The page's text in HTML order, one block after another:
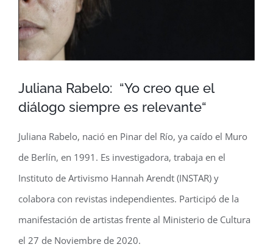
Juliana Rabelo: “Yo creo que el
diálogo siempre es relevante“
Juliana Rabelo, nació en Pinar del Río, ya caído el Muro
de Berlín, en 1991. Es investigadora, trabaja en el
Instituto de Artivismo Hannah Arendt (INSTAR) y
colabora con revistas independientes. Participó de la
manifestación de artistas frente al Ministerio de Cultura
el 27 de Noviembre de 2020.